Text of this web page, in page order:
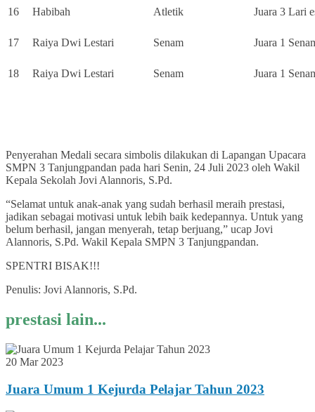
16 Habibah Atletik Juara 3 Lari
17 Raiya Dwi Lestari Senam Juara 1
18 Raiya Dwi Lestari Senam Juara 1
Penyerahan Medali secara simbolis dilakukan di Lapangan Upacara
SMPN 3 Tanjungpandan pada hari Senin, 24 Juli 2023 oleh Wakil
Kepala Sekolah Jovi Alannoris, S.Pd.
“Selamat untuk anak-anak yang sudah berhasil meraih prestasi,
jadikan sebagai motivasi untuk lebih baik kedepannya. Untuk yang
belum berhasil, jangan menyerah, tetap berjuang,” ucap Jovi
Alannoris, S.Pd. Wakil Kepala SMPN 3 Tanjungpandan.
SPENTRI BISAK!!!
Penulis: Jovi Alannoris, S.Pd.
prestasi lain...
20 Mar 2023
Juara Umum 1 Kejurda Pelajar Tahun 2023